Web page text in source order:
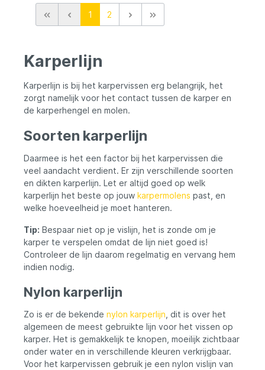
de lijn, wat resulteert in duurzaamheid en
betrouwbaarheid. Kortom, de DHC
Carbotex is ontworpen met de behoeften
aan een succesvolle en plezierige
viservaring
1 2
Karperlijn
Karperlijn is bij het karpervissen erg belangrijk, het
zorgt namelijk voor het contact tussen de karper en
de karperhengel en molen.
Soorten karperlijn
Daarmee is het een factor bij het karpervissen die
veel aandacht verdient. Er zijn verschillende soorten
en dikten karperlijn. Let er altijd goed op welk
karperlijn het beste op jouw karpermolens past, en
welke hoeveelheid je moet hanteren.
Tip: Bespaar niet op je vislijn, het is zonde om je
karper te verspelen omdat de lijn niet goed is!
Controleer de lijn daarom regelmatig en vervang hem
indien nodig.
Nylon karperlijn
Zo is er de bekende nylon karperlijn , dit is over het
algemeen de meest gebruikte lijn voor het vissen op
karper. Het is gemakkelijk te knopen, moeilijk zichtbaar
onder water en in verschillende kleuren verkrijgbaar.
Voor het karpervissen gebruik je een nylon vislijn van